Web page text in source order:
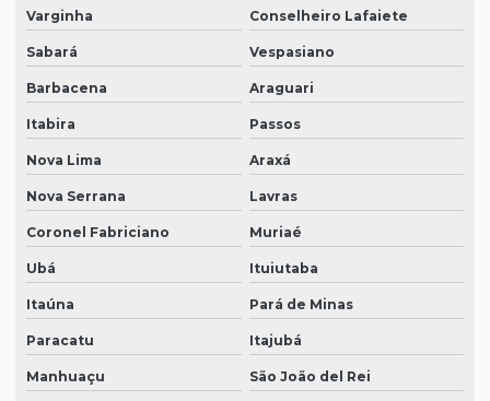
Varginha Conselheiro Lafaiete
Sabará Vespasiano
Barbacena Araguari
Itabira Passos
Nova Lima Araxá
Nova Serrana Lavras
Coronel Fabriciano Muriaé
Ubá Ituiutaba
Itaúna Pará de Minas
Paracatu Itajubá
Manhuaçu São João del Rei